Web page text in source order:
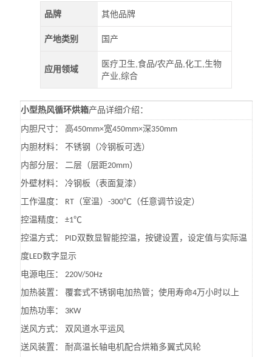
品牌 其他品牌
产地类别 国产
应用领域
医疗卫生,食品/农产品,化工,生物
产业,综合
小型热风循环烘箱产品详细介绍：
内胆尺寸： 高450mm×宽450mm×深350mm
内胆材料： 不锈钢（冷钢板可选）
内部分层： 二层（层距20mm）
外壁材料： 冷钢板（表面复漆）
工作温度： RT（室温） -300℃（任意调节设定）
控温精度：
±1℃
控温方式：
PID双数显智能控温，按键设置，设定值与实际温
度LED数字显示
电源电压：
220V/50Hz
加热装置： 覆套式不锈钢电加热管；使用寿命4万小时以上
加热功率：
3KW
送风方式： 双风道水平运风
送风装置： 耐高温长轴电机配合烘箱多翼式风轮